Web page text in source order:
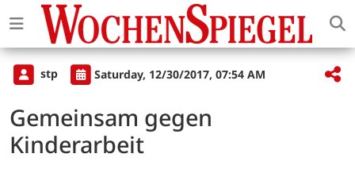
stp Saturday, 12/30/2017, 07:54 AM
Gemeinsam gegen
Kinderarbeit